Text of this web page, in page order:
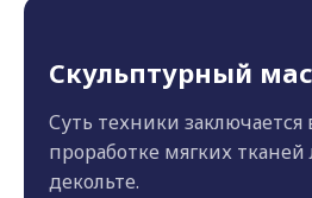
Скульптурный
Суть техники заключается
проработке мягких
декольте.